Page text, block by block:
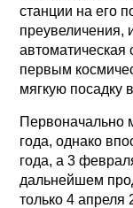
станции на его
преувеличения,
автоматическая
первым
мягкую посадку
Первоначально
года, однако
года, а 3
дальнейшем
только 4 апреля